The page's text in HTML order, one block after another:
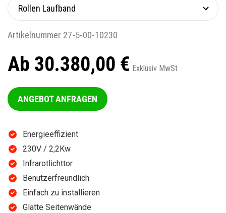
Artikelnummer 27-5-00-10230
Ab 30.380,00 € Exklusiv MwSt
ANGEBOT ANFRAGEN
Energieeffizient
230V / 2,2Kw
Infrarotlichttor
Benutzerfreundlich
Einfach zu installieren
Glatte Seitenwände